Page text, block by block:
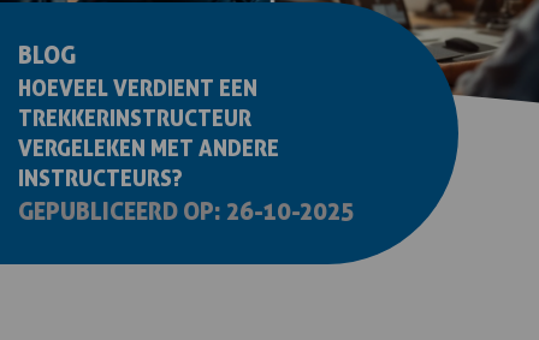
BLOG
HOEVEEL VERDIENT EEN
TREKKERINSTRUCTEUR
VERGELEKEN MET ANDERE
INSTRUCTEURS?
GEPUBLICEERD OP: 26-10-2025